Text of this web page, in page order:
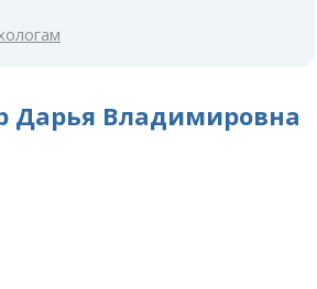
Дарья Владимировна